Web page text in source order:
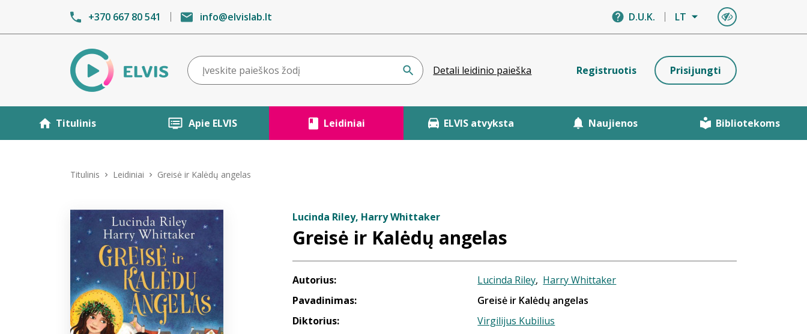
+370 667 80 541 info@elvislab.lt D.U.K. LT
Detali leidinio paieška Registruotis Prisijungti
Titulinis Apie ELVIS Leidiniai ELVIS atvyksta Naujienos Bibliotekoms
Titulinis Leidiniai Greisė ir Kalėdų angelas
Lucinda Riley, Harry Whittaker
Greisė ir Kalėdų angelas
Autorius: Lucinda Riley, Harry Whittaker
Pavadinimas:
Greisė ir Kalėdų angelas
Diktorius:
Virgilijus Kubilius